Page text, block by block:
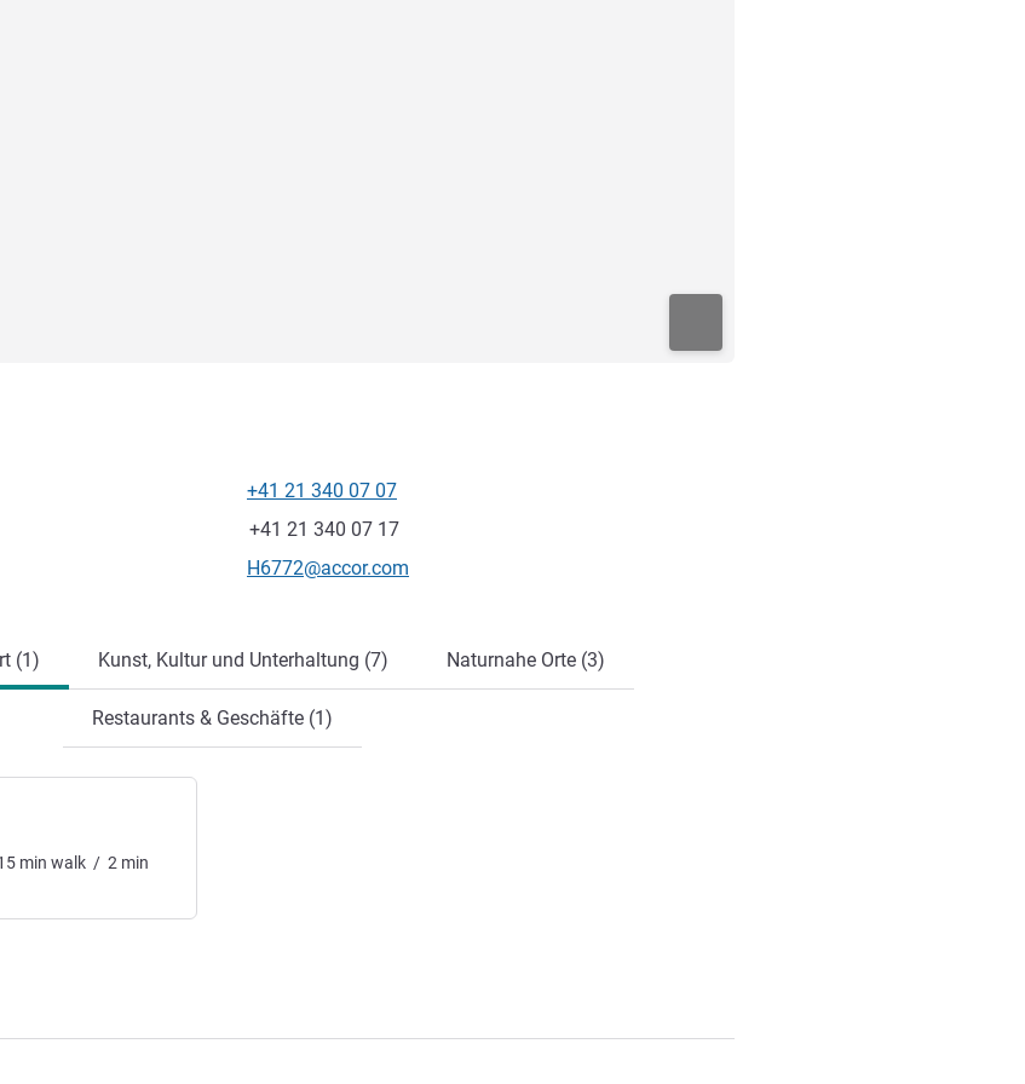
+41 21 340 07 07
Fax
+41 21 340 07 17
Kontakt-E-Mail
H6772@accor.com
(1) Kunst, Kultur und Unterhaltung (7) Naturnahe Orte (3)
Restaurants & Geschäfte (1)
min walk / 2 min